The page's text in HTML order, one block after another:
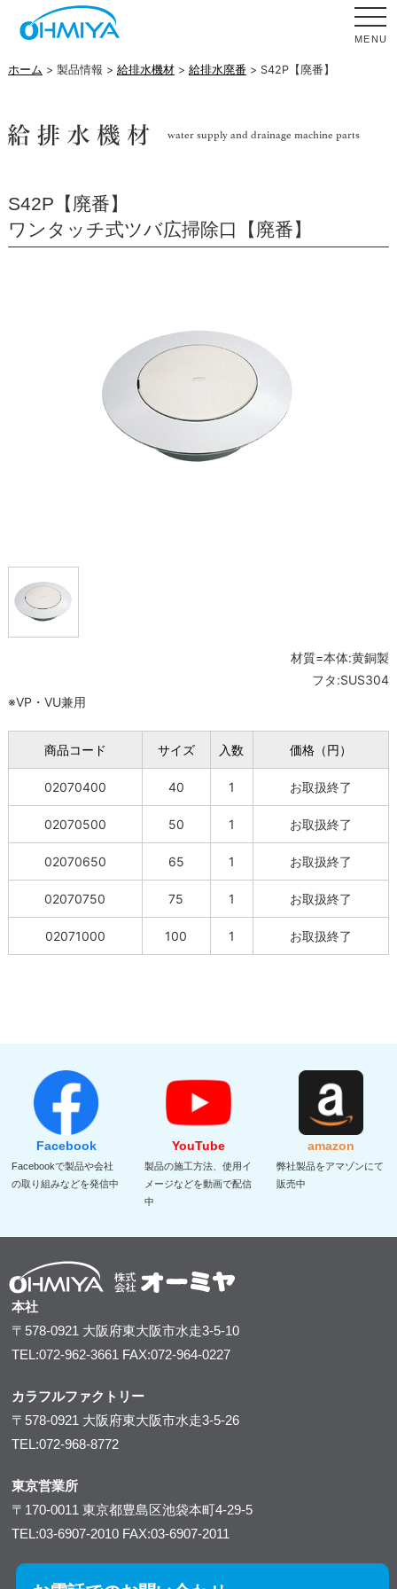
MENU
ホーム > 製品情報 > 給排水機材> 給排水廃番 > S42P【廃番】
S42P【廃番】
ワンタッチ式ツバ広掃除口【廃番】
材質=本体:黄銅製
フタ:SUS304
※VP・VU兼用
商品コード サイズ 入数 価格（円）
02070400 40 1 お取扱終了
02070500 50 1 お取扱終了
02070650 65 1 お取扱終了
02070750 75 1 お取扱終了
02071000 100 1 お取扱終了
Facebook
Facebookで製品や会社
の取り組みなどを発信中
YouTube
製品の施工方法、使用イ
メージなどを動画で配信
中
amazon
弊社製品をアマゾンにて
販売中
本社
〒578-0921 大阪府東大阪市水走3-5-10
TEL:072-962-3661 FAX:072-964-0227
カラフルファクトリー
〒578-0921 大阪府東大阪市水走3-5-26
TEL:072-968-8772
東京営業所
〒170-0011東京都豊島区池袋本町4-29-5
TEL:03-6907-2010 FAX:03-6907-2011